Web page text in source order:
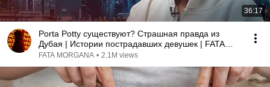
36:17
Porta Potty существуют? Страшная правда из
Дубая | Истории пострадавших девушек | FATA
MORGANA
FATA MORGANA • 2.1M views